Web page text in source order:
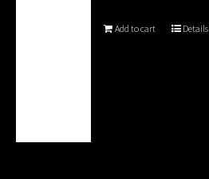
Add to cart Details